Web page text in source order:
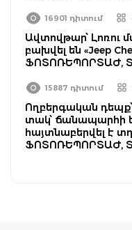
16901 դիտում
Ավտովթար՝ Լոռու
բախվել են «Jeep
ՖՈՏՈՌԵՊՈՐՏԱԺ,
15887 դիտում
Ողբերգական
տակ՝ ճանապարհի
հայտնաբերվել է
ՖՈՏՈՌԵՊՈՐՏԱԺ,